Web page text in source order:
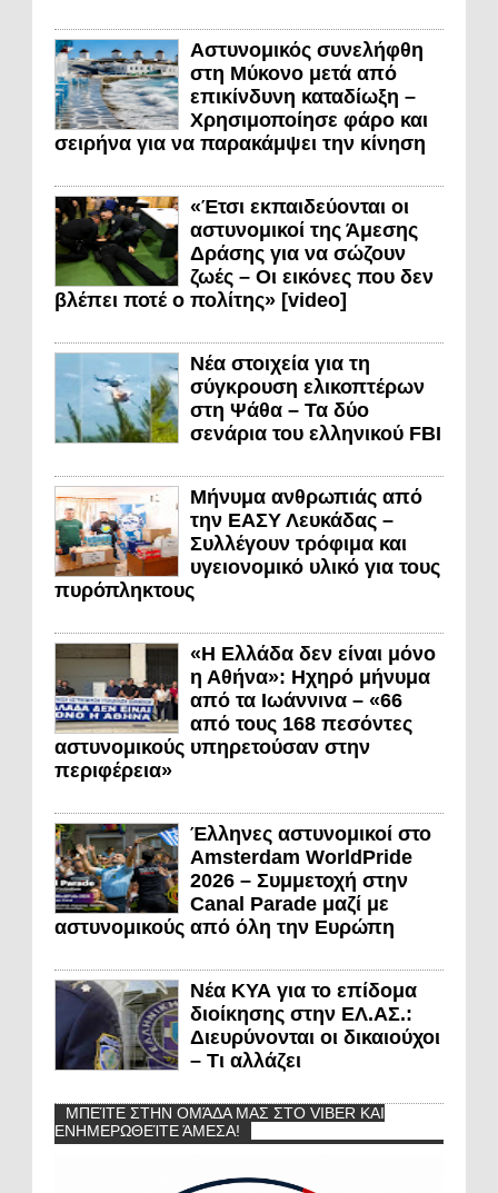
Αστυνομικός συνελήφθη
στη Μύκονο μετά από
επικίνδυνη καταδίωξη –
Χρησιμοποίησε φάρο και
σειρήνα για να παρακάμψει την κίνηση
«Έτσι εκπαιδεύονται οι
αστυνομικοί της Άμεσης
Δράσης για να σώζουν
ζωές – Οι εικόνες που δεν
βλέπει ποτέ ο πολίτης» [video]
Νέα στοιχεία για τη
σύγκρουση ελικοπτέρων
στη Ψάθα – Τα δύο
σενάρια του ελληνικού FBI
Μήνυμα ανθρωπιάς από
την ΕΑΣΥ Λευκάδας –
Συλλέγουν τρόφιμα και
υγειονομικό υλικό για τους
πυρόπληκτους
«Η Ελλάδα δεν είναι μόνο
η Αθήνα»: Ηχηρό μήνυμα
από τα Ιωάννινα – «66
από τους 168 πεσόντες
αστυνομικούς υπηρετούσαν στην
περιφέρεια»
Έλληνες αστυνομικοί στο
Amsterdam WorldPride
2026 – Συμμετοχή στην
Canal Parade μαζί με
αστυνομικούς από όλη την Ευρώπη
Νέα ΚΥΑ για το επίδομα
διοίκησης στην ΕΛ.ΑΣ.:
Διευρύνονται οι δικαιούχοι
– Τι αλλάζει
ΜΠΕΊΤΕ ΣΤΗΝ ΟΜΆΔΑ ΜΑΣ ΣΤΟ VIBER ΚΑΙ
ΕΝΗΜΕΡΩΘΕΊΤΕ ΆΜΕΣΑ!